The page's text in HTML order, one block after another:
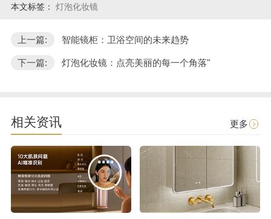
本文标签： 灯泡化妆镜
上一篇: 智能镜柜：卫浴空间的未来趋势
下一篇: 灯泡化妆镜：点亮美丽的每一个角落"
相关资讯 更多